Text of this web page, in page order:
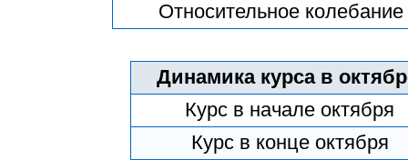
Относительное колебание
Динамика курса в
Курс в начале октября
Курс в конце октября